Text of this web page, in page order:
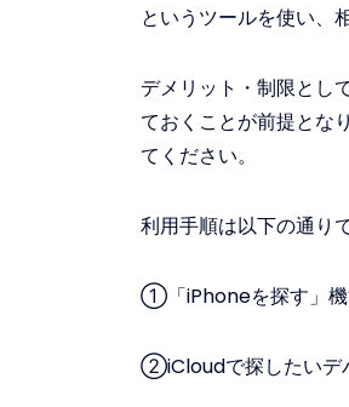
というツールを使い、
デメリット・制限とし
ておくことが前提とな
てください。
利用手順は以下の通りで
①「iPhoneを探す」機
②iCloudで探したいデ